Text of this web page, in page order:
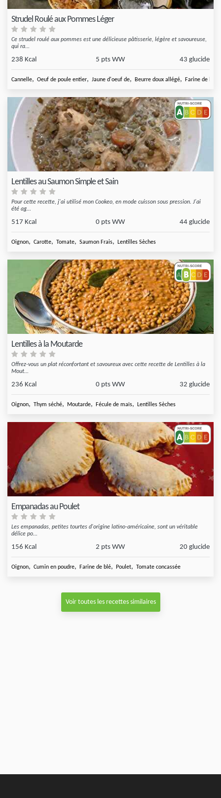
Strudel Roulé aux Pommes Léger
Ce strudel roulé aux pommes est une délicieuse pâtisserie, légère et savoureuse,
qui ra...
238 Kcal 5 pts WW 43 glucide
Cannelle, Oeuf de poule entier, Jaune d'oeuf de, Beurre doux allégé, Farine de blé
Lentilles au Saumon Simple et Sain
Pour cette recette, j'ai utilisé mon Cookeo, en mode cuisson sous pression. J'ai
été ag...
517 Kcal 0 pts WW 44 glucide
Oignon, Carotte, Tomate, Saumon Frais, Lentilles Sèches
Lentilles à la Moutarde
Offrez-vous un plat réconfortant et savoureux avec cette recette de Lentilles à la
Mout...
236 Kcal 0 pts WW 32 glucide
Oignon, Thym séché, Moutarde, Fécule de maïs, Lentilles Sèches
Empanadas au Poulet
Les empanadas, petites tourtes d'origine latino-américaine, sont un véritable
délice po...
156 Kcal 2 pts WW 20 glucide
Oignon, Cumin en poudre, Farine de blé, Poulet, Tomate concassée
Voir toutes les recettes similaires